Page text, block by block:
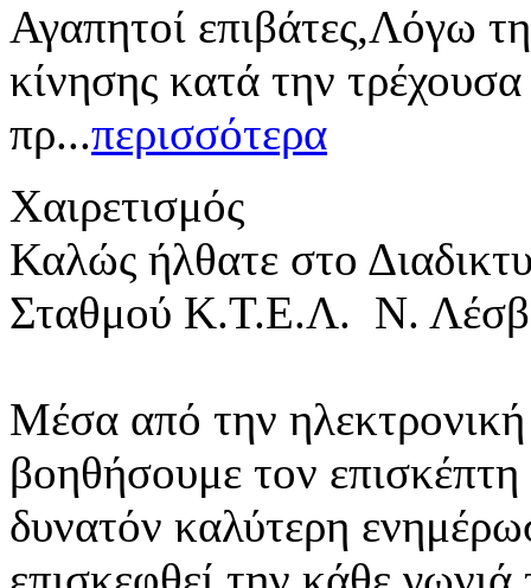
Αγαπητοί επιβάτες,Λόγω
κίνησης κατά την
πρ...περισσότερα
Χαιρετισμός
Καλώς ήλθατε στο
Σταθμού Κ.Τ.Ε.Λ. Ν.
Μέσα από την ηλεκτρονική
βοηθήσουμε τον
δυνατόν καλύτερη